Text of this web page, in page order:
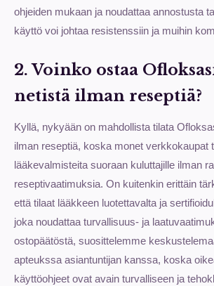
ohjeiden mukaan ja noudattaa annostusta
käyttö voi johtaa resistenssiin ja muihin
2. Voinko ostaa
netistä ilman reseptiä?
Kyllä, nykyään on mahdollista tilata
ilman reseptiä, koska monet verkkokaupat
lääkevalmisteita suoraan kuluttajille ilman
reseptivaatimuksia. On kuitenkin erittäin
että tilaat lääkkeen luotettavalta ja
joka noudattaa turvallisuus- ja
ostopäätöstä, suosittelemme
apteukssa asiantuntijan kanssa, koska
käyttöohjeet ovat avain turvalliseen ja